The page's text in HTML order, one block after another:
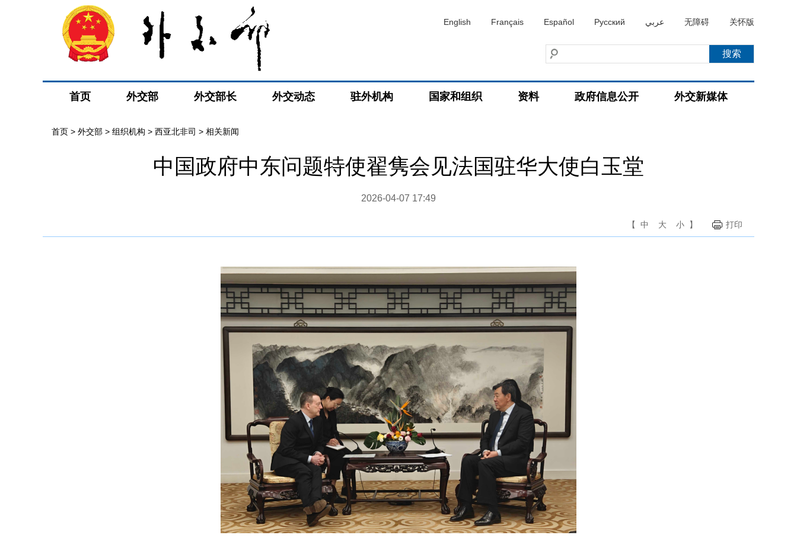
English Français Español Русский عربي 无障碍 关怀版
首页 外交部 外交部长 外交动态 驻外机构 国家和组织 资料 政府信息公开 外交新媒体
首页 > 外交部 > 组织机构 > 西亚北非司 > 相关新闻
中国政府中东问题特使翟隽会见法国驻华大使白玉堂
2026-04-07 17:49
【 中 大 小 】 打印